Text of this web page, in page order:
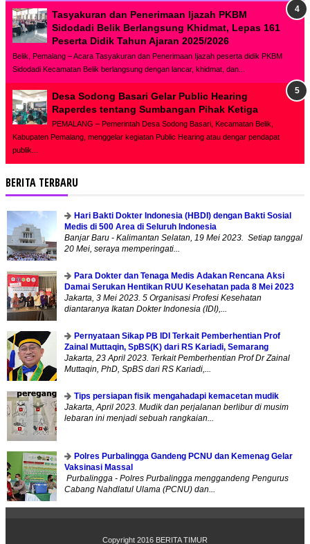
Tasyakuran dan Penerimaan Ijazah PKBM
Sidodadi Belik Berlangsung Khidmat, Lepas 161
Peserta Didik Tahun Ajaran 2025/2026
Belik, Pemalang – Acara Tasyakuran dan Penerimaan Ijazah peserta didik PKBM
Sidodadi Kecamatan Belik berlangsung dengan lancar, khidmat, dan...
Desa Sodong Basari Gelar Public Hearing
Raperdes tentang Sumbangan Pihak Ketiga
PEMALANG – Pemerintah Desa Sodong Basari, Kecamatan Belik,
Kabupaten Pemalang, menggelar kegiatan Public Hearing atau dengar pendapat
publik...
BERITA TERBARU
Hari Bakti Dokter Indonesia (HBDI) dengan Bakti Sosial
Medis di 500 Area di Seluruh Indonesia
Banjar Baru - Kalimantan Selatan, 19 Mei 2023. Setiap tanggal
20 Mei, seraya memperingati...
Para Dokter dan Tenaga Medis Adakan Rencana Aksi
Damai Serukan Hentikan RUU Kesehatan pada 8 Mei 2023
Jakarta, 3 Mei 2023. 5 Organisasi Profesi Kesehatan
diantaranya Ikatan Dokter Indonesia (IDI),...
Pernyataan Sikap PB IDI Terkait Pemberhentian Prof
Zainal Muttaqin, SpBS(K) dari RS Kariadi, Semarang
Jakarta, 23 April 2023. Terkait Pemberhentian Prof Dr Zainal
Muttaqin, PhD, SpBS dari RS Kariadi,...
Tips persiapan fisik mengahadapi kemacetan mudik
Jakarta, April 2023. Mudik dan perjalanan berlibur di musim
lebaran ini menjadi sebuah rangkaian...
Polres Purbalingga Gandeng PCNU dan Kemenag Gelar
Vaksinasi Massal
Purbalingga - Polres Purbalingga menggandeng Pengurus
Cabang Nahdlatul Ulama (PCNU) dan...
Copyright 2016 BERITA TIMUR